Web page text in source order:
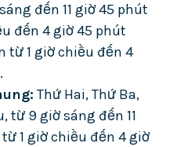
đến 11 giờ 45 phút
đến 4 giờ 45 phút
từ 1 giờ chiều đến 4
Thứ Hai, Thứ Ba,
từ 9 giờ sáng đến 11
1 giờ chiều đến 4 giờ